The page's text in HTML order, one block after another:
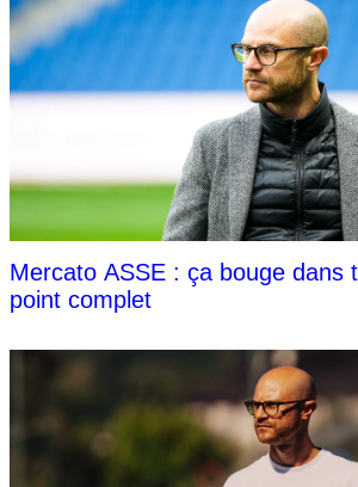
Mercato ASSE : ça bouge dans
point complet